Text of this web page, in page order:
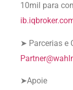
10mil para
➤ Parcerias e
➤Apoie